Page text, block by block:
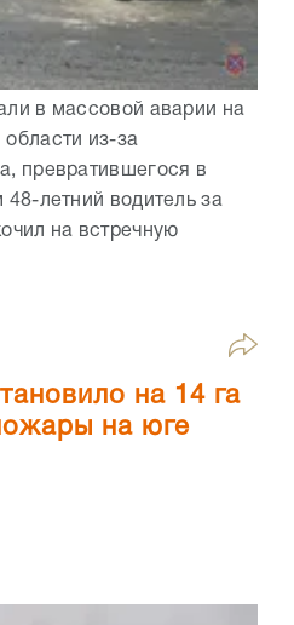
в массовой аварии на
области из-за
превратившегося в
48-летний водитель за
на встречную
на 14 га
на юге